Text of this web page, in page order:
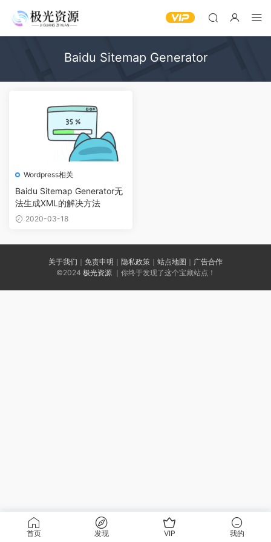
Baidu Sitemap Generator
Wordpress相关
Baidu Sitemap Generator无
法生成XML的解决方法
2020-03-18
关于我们 ｜ 免责申明 ｜ 隐私政策 ｜ 站点地图 ｜ 广告合作
©2024 极光资源｜你终于发现了这个宝藏站点！
首页 发现 VIP 我的